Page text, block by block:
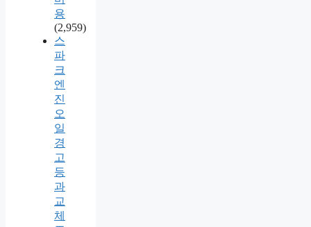
용
(2,959)
스
파
크
엔
진
오
일
경
고
등
과
교
체